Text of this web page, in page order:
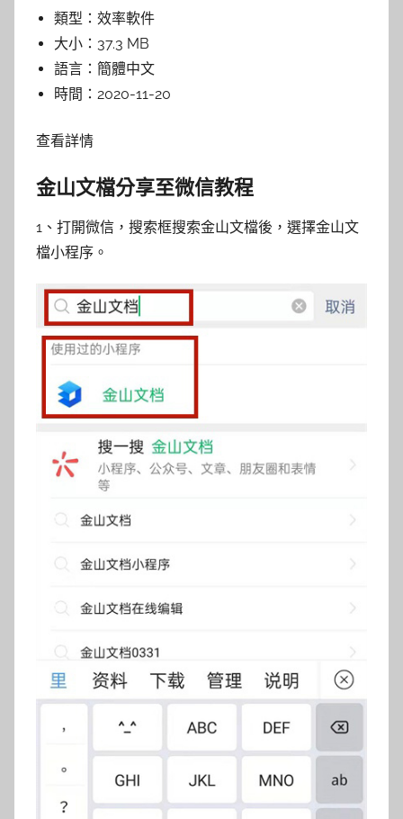
類型： 效率軟件
大小： 37.3 MB
語言： 簡體中文
時間： 2020-11-20
查看詳情
金山文檔分享至微信教程
1、打開微信，搜索框搜索金山文檔後，選擇金山文
檔小程序。